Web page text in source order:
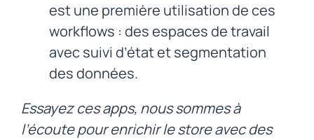
est une première utilisation de ces
workflows : des espaces de travail
avec suivi d’état et segmentation
des données.
Essayez ces apps, nous sommes à
l’écoute pour enrichir le store avec des